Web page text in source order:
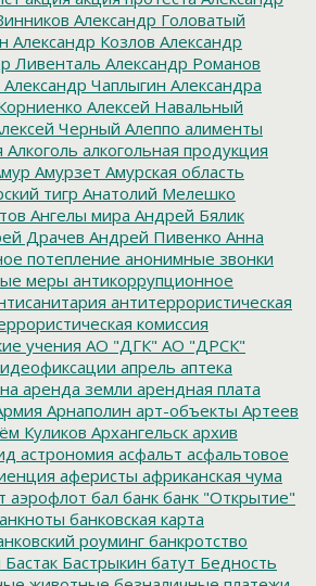
Александр Головатый
Александр Козлов Александр
Ливенталь Александр Романов
Александр Чаплыгин Александра
Алексей Навальный
Черный Алеппо алименты
Алкоголь алкогольная продукция
Амурзет Амурская область
тигр Анатолий Мелешко
Ангелы мира Андрей Бялик
Драчев Андрей Пивенко Анна
потепление анонимные звонки
меры антикоррупционное
антитеррористическая
комиссия
учения АО "ДГК" АО "ДРСК"
апрель аптека
аренда земли арендная плата
Арнаполин арт-объекты Артеев
Куликов Архангельск архив
астрономия асфальт асфальтовое
аферисты африканская чума
аэрофлот бал банк банк "Открытие"
банковская карта
роуминг банкротство
Бастак Бастрыкин батут Бедность